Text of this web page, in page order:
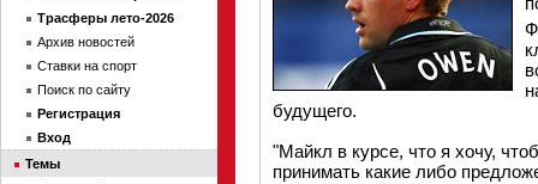
будущего.
"Майкл в курсе, что я хочу,
принимать какие либо
Трасферы лето-2026
Архив новостей
Ставки на спорт
Поиск по сайту
Регистрация
Вход
Темы